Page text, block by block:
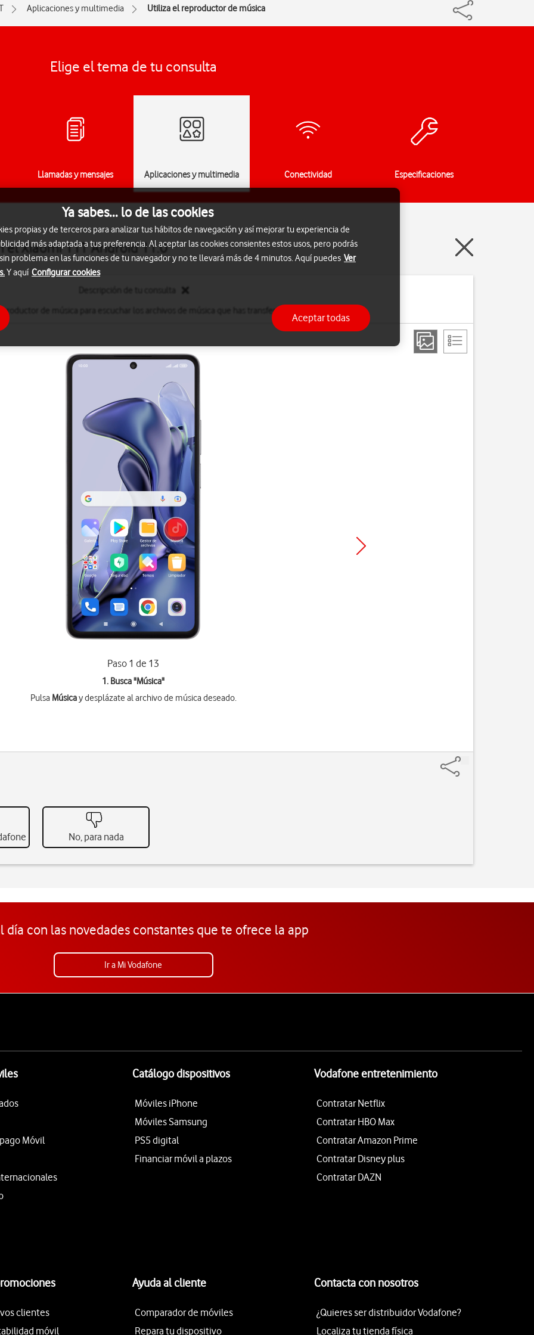
Aplicaciones y multimedia Utiliza el reproductor de música
Elige el tema de tu consulta
Llamadas y mensajes Aplicaciones y multimedia Conectividad Especificaciones
Xiaomi 11T Android 11.0
de música para escuchar los archivos de música que has transferido a tu teléfono.
Paso 1 de 13
1. Busca "Música"
Pulsa Músicay desplázate al archivo de música deseado.
No, para nada
día con las novedades constantes que te ofrece la app
Ir a Mi Vodafone
Móvil
Catálogo dispositivos
Móviles iPhone
Móviles Samsung
PS5 digital
Financiar móvil a plazos
Vodafone entretenimiento
Contratar Netflix
Contratar HBO Max
Contratar Amazon Prime
Contratar Disney plus
Contratar DAZN
clientes
móvil
Ayuda al cliente
Comparador de móviles
Repara tu dispositivo
Contacta con nosotros
¿Quieres ser distribuidor Vodafone?
Localiza tu tienda física
Ya sabes... lo de las cookies
propias y de terceros para analizar tus hábitos de navegación y así mejorar tu experiencia de
más adaptada a tus preferencia. Al aceptar las cookies consientes estos usos, pero podrás
problema en las funciones de tu navegador y no te llevará más de 4 minutos. Aquí puedes Ver
Y aquí Configurar cookies
Aceptar todas